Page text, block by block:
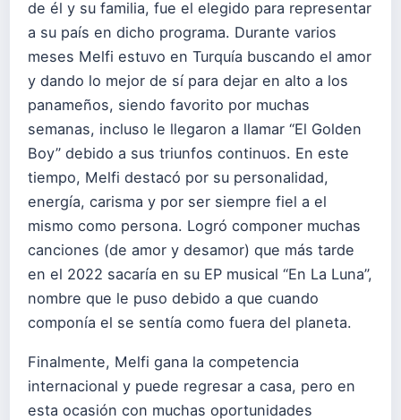
de él y su familia, fue el elegido para representar
a su país en dicho programa. Durante varios
meses Melfi estuvo en Turquía buscando el amor
y dando lo mejor de sí para dejar en alto a los
panameños, siendo favorito por muchas
semanas, incluso le llegaron a llamar “El Golden
Boy” debido a sus triunfos continuos. En este
tiempo, Melfi destacó por su personalidad,
energía, carisma y por ser siempre fiel a el
mismo como persona. Logró componer muchas
canciones (de amor y desamor) que más tarde
en el 2022 sacaría en su EP musical “En La Luna”,
nombre que le puso debido a que cuando
componía el se sentía como fuera del planeta.
Finalmente, Melfi gana la competencia
internacional y puede regresar a casa, pero en
esta ocasión con muchas oportunidades